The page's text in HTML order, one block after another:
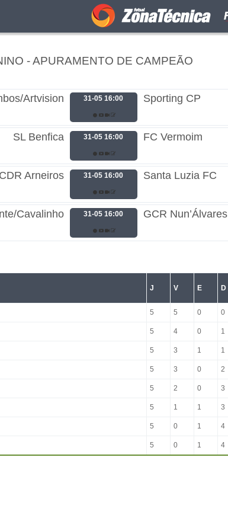
- APURAMENTO DE CAMPEÃO
Artvision 31-05 16:00 Sporting CP
SL Benfica 31-05 16:00 FC Vermoim
Arneiros 31-05 16:00 Santa Luzia FC
Cavalinho 31-05 16:00 GCR Nun’Álvares
J V E D
5 5 0 0
5 4 0 1
5 3 1 1
5 3 0 2
5 2 0 3
5 1 1 3
5 0 1 4
5 0 1 4